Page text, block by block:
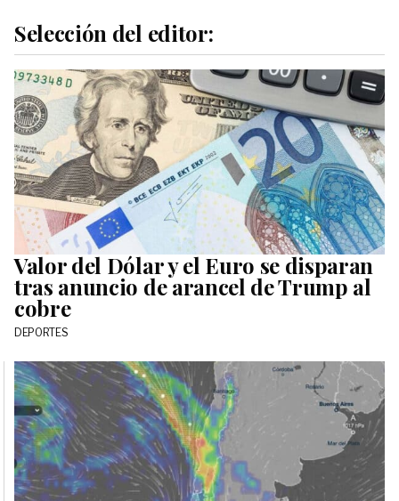
Selección del editor:
Valor del Dólar y el Euro se disparan
tras anuncio de arancel de Trump al
cobre
DEPORTES